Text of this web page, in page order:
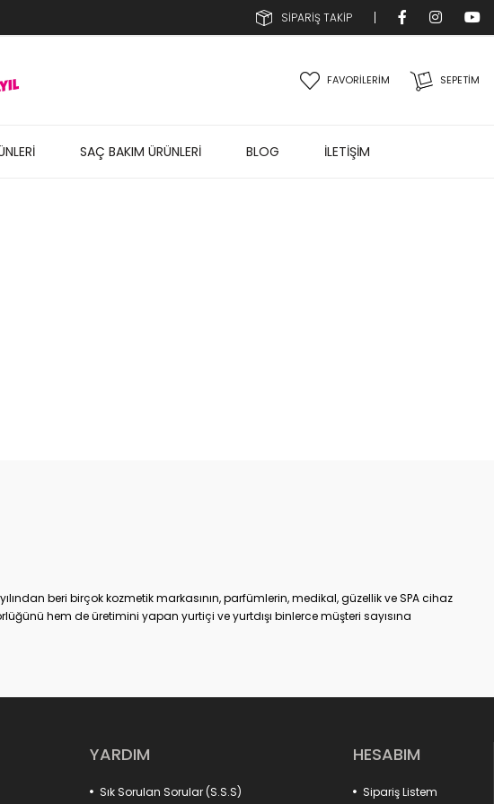
SİPARİŞ TAKİP
SEPETIM
FAVORİLERİM
SAÇ BAKIM ÜRÜNLERİ BLOG İLETİŞİM
beri birçok kozmetik markasının, parfümlerin, medikal, güzellik ve SPA cihaz
hem de üretimini yapan yurtiçi ve yurtdışı binlerce müşteri sayısına
YARDIM
Sık Sorulan Sorular (S.S.S)
HESABIM
Sipariş Listem